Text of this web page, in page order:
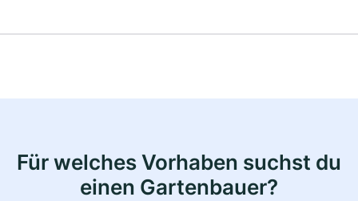
Für welches Vorhaben suchst du
einen Gartenbauer?